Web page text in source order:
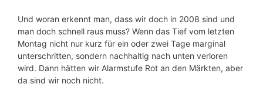
Und woran erkennt man, dass wir doch in 2008 sind und
man doch schnell raus muss? Wenn das Tief vom letzten
Montag nicht nur kurz für ein oder zwei Tage marginal
unterschritten, sondern nachhaltig nach unten verloren
wird. Dann hätten wir Alarmstufe Rot an den Märkten, aber
da sind wir noch nicht.